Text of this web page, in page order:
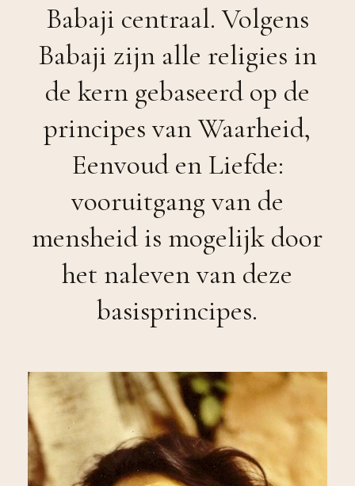
Babaji centraal. Volgens
Babaji zijn alle religies in
de kern gebaseerd op de
principes van Waarheid,
Eenvoud en Liefde:
vooruitgang van de
mensheid is mogelijk door
het naleven van deze
basisprincipes.